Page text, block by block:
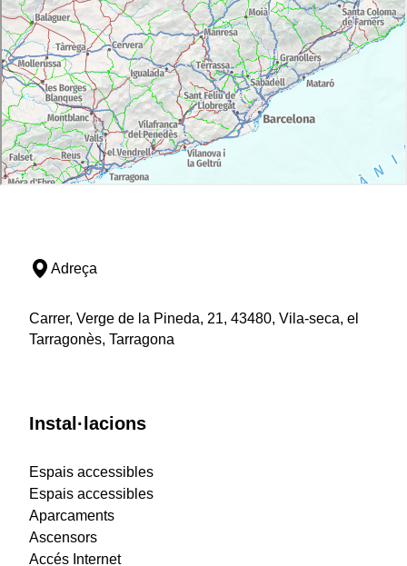
Adreça
Carrer, Verge de la Pineda, 21, 43480, Vila-seca, el
Tarragonès, Tarragona
Instal·lacions
Espais accessibles
Espais accessibles
Aparcaments
Ascensors
Accés Internet